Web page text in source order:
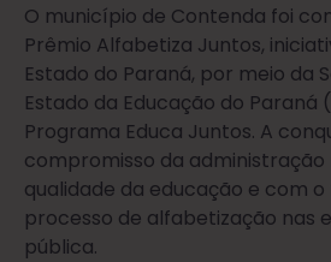
O município de Contenda foi
Prêmio Alfabetiza Juntos,
Estado do Paraná, por meio da
Estado da Educação do Paraná
Programa Educa Juntos. A
compromisso da
qualidade da educação e com
processo de alfabetização nas
pública.